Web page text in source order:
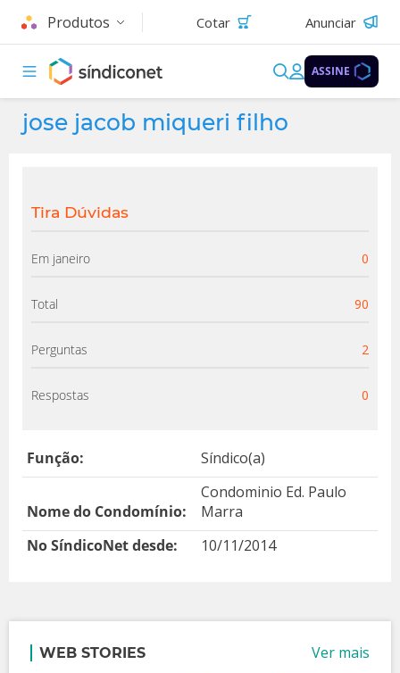
Produtos Cotar Anunciar
ASSINE
jose jacob miqueri filho
Tira Dúvidas
Em janeiro 0
Total 90
Perguntas 2
Respostas 0
Função: Síndico(a)
Nome do Condomínio:
Condominio Ed. Paulo
Marra
No SíndicoNet desde:
10/11/2014
WEB STORIES Ver mais